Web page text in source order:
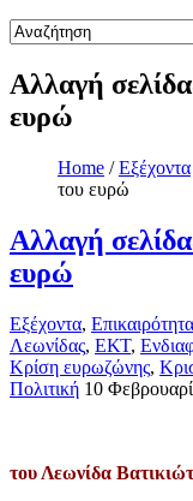
Αλλαγή
ευρώ
Home / Εξέχοντα
του ευρώ
Αλλαγή
ευρώ
Εξέχοντα, Επικαιρότητα
Λεωνίδας, ΕΚΤ,
Κρίση ευρωζώνης,
Πολιτική 10
του Λεωνίδα